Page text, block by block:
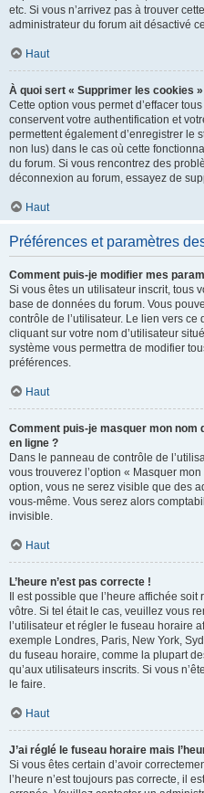
etc. Si vous n’arrivez pas à trouver
administrateur du forum ait désactivé
Haut
À quoi sert « Supprimer les cookies
Cette option vous permet d’effacer
conservent votre authentification et
permettent également d’enregistrer le
non lus) dans le cas où cette
du forum. Si vous rencontrez des
déconnexion au forum, essayez de
Haut
Préférences et paramètres
Comment puis-je modifier mes
Si vous êtes un utilisateur inscrit, tous
base de données du forum. Vous
contrôle de l’utilisateur. Le lien vers
cliquant sur votre nom d’utilisateur
système vous permettra de modifier
préférences.
Haut
Comment puis-je masquer mon nom
en ligne ?
Dans le panneau de contrôle de
vous trouverez l’option « Masquer
option, vous ne serez visible que des
vous-même. Vous serez alors
invisible.
Haut
L’heure n’est pas correcte !
Il est possible que l’heure affichée
vôtre. Si tel était le cas, veuillez vous
l’utilisateur et régler le fuseau horaire
exemple Londres, Paris, New York,
du fuseau horaire, comme la plupart
qu’aux utilisateurs inscrits. Si vous
le faire.
Haut
J’ai réglé le fuseau horaire mais
Si vous êtes certain d’avoir
l’heure n’est toujours pas correcte, il